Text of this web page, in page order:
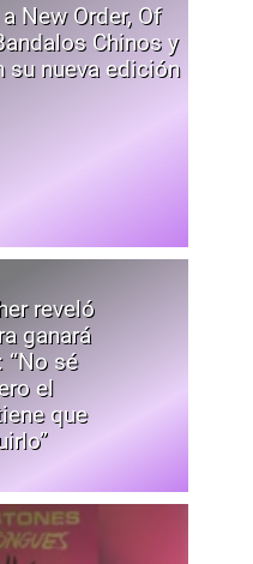
New Order, Of
Chinos y
su nueva edición
reveló
ganará
“No sé
el
que